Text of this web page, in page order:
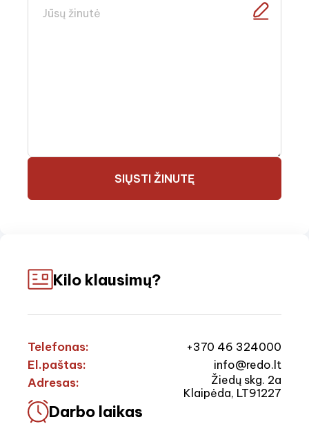
SIŲSTI ŽINUTĘ
Kilo klausimų?
Telefonas: +370 46 324000
El.paštas: info@redo.lt
Adresas:
Žiedų skg. 2a
Klaipėda, LT91227
Darbo laikas